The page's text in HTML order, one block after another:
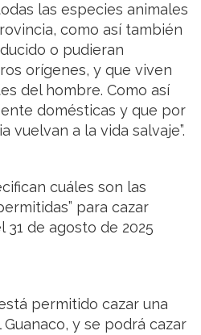
las especies animales
como así también
o pudieran
orígenes, y que viven
del hombre. Como así
domésticas y que por
vuelvan a la vida salvaje”.
cuáles son las
para cazar
31 de agosto de 2025
permitido cazar una
y se podrá cazar